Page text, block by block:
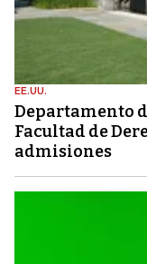
EE.UU.
Departamento
Facultad de
admisiones